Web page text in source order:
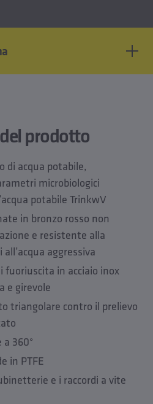
prodotto
di acqua potabile,
microbiologici
potabile TrinkwV
in bronzo rosso non
e resistente alla
aggressiva
fuoriuscita in acciaio inox
e girevole
triangolare contro il prelievo
360°
in PTFE
e i raccordi a vite